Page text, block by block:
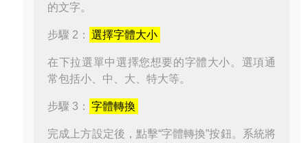
的文字。
步驟 2： 選擇字體大小
在下拉選單中選擇您想要的字體大小。選項通
常包括小、中、大、特大等。
步驟 3： 字體轉換
完成上方設定後，點擊“字體轉換”按鈕。系統將